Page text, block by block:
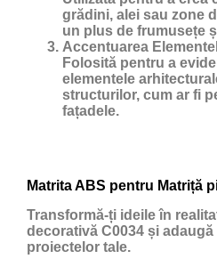
grădini, alei sau zone
un plus de frumusețe
Accentuarea
Folosită pentru a
elementele
structurilor, cum ar fi
fațadele.
Matrita ABS pentru Matriță
Transformă-ți ideile în
decorativă C0034 și
proiectelor tale.